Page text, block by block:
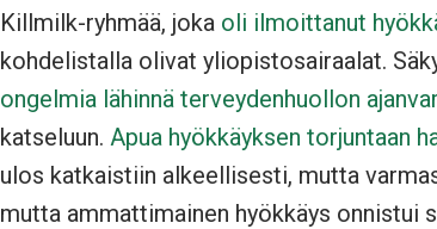
Killmilk-ryhmää, joka oli ilmoittanut
kohdelistalla olivat yliopistosairaalat.
ongelmia lähinnä terveydenhuollon
katseluun. Apua hyökkäyksen torjuntaan
ulos katkaistiin alkeellisesti, mutta
mutta ammattimainen hyökkäys